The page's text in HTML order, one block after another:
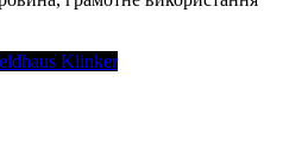
Klinker